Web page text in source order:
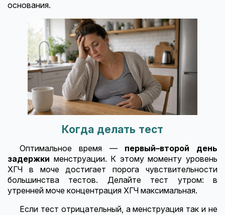
основания.
Когда делать тест
Оптимальное время — первый–второй день
задержки менструации. К этому моменту уровень
ХГЧ в моче достигает порога чувствительности
большинства тестов. Делайте тест утром: в
утренней моче концентрация ХГЧ максимальная.
Если тест отрицательный, а менструация так и не